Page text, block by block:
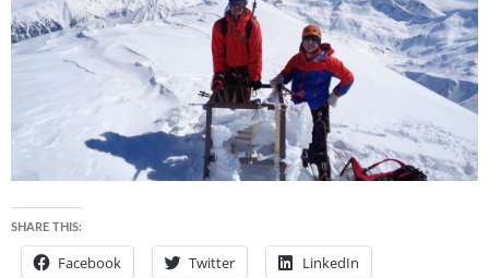
SHARE THIS:
Facebook Twitter LinkedIn